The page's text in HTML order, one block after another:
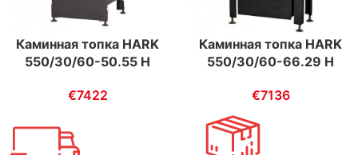
Каминная топка HARK
550/30/60-50.55 H
€7422
Каминная топка HARK
550/30/60-66.29 H
€7136